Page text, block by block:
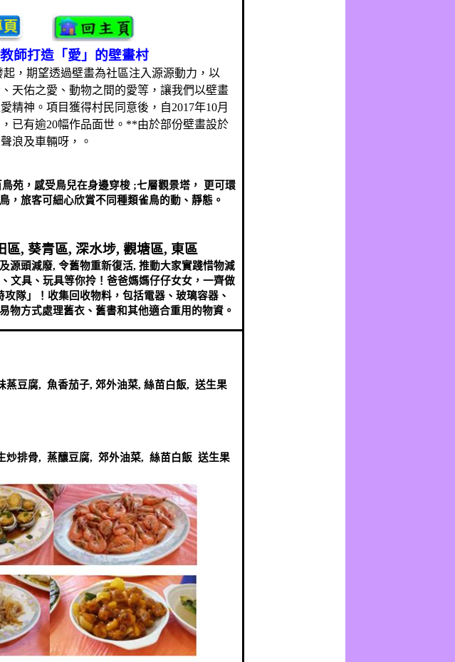
教師打造「愛」的壁畫村
，期望透過壁畫為社區注入源源動力，以
天佑之愛、動物之間的愛等，讓我們以壁畫
精神。項目獲得村民同意後，自2017年10月
已有逾20幅作品面世。 **由於部份壁畫設於
浪及車輛呀，。
苑，感受鳥兒在身邊穿梭;七層觀景塔，
更可環
，旅客可細心欣賞不同種類雀鳥的動、靜態。
區, 葵青區, 深水埗, 觀塘區, 東區
源頭減廢, 令舊物重新復活, 推動大家實踐惜物減
文具、玩具等你拎！爸爸媽媽仔仔女女，一齊做
隊」！收集回收物料，包括電器、玻璃容器、
物方式處理舊衣、舊書和其他適合重用的物資。
:
蒸豆腐, 魚香茄子, 郊外油菜, 絲苗白飯, 送生果
:
炒排骨, 蒸釀豆腐, 郊外油菜, 絲苗白飯 送生果